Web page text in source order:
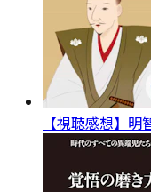
【視聴感想】